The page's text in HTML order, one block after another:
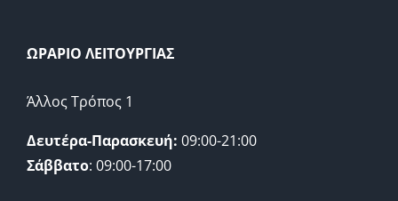
ΩΡΑΡΙΟ ΛΕΙΤΟΥΡΓΙΑΣ
Άλλος Τρόπος 1
Δευτέρα-Παρασκευή: 09:00-21:00
Σάββατο: 09:00-17:00